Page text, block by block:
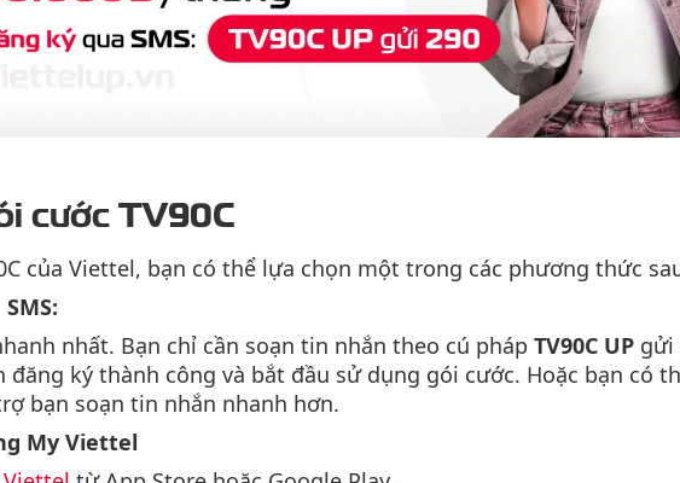
cước TV90C
của Viettel, bạn có thể lựa chọn một trong các phương thức
nhất. Bạn chỉ cần soạn tin nhắn theo cú pháp TV90C UP gửi
đăng ký thành công và bắt đầu sử dụng gói cước. Hoặc bạn có
bạn soạn tin nhắn nhanh hơn.
My Viettel